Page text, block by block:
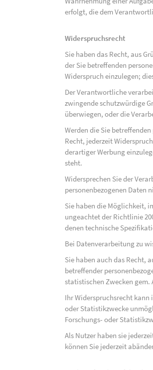
erfolgt, die dem
Widerspruchsrecht
Sie haben das Recht, aus
der Sie betreffenden
Widerspruch einzulegen;
Der Verantwortliche
zwingende schutzwürdige
überwiegen, oder die
Werden die Sie
Recht, jederzeit
derartiger Werbung
steht.
Widersprechen Sie der
personenbezogenen Daten
Sie haben die Möglichkeit,
ungeachtet der Richtlinie
denen technische
Bei Datenverarbeitung zu
Sie haben auch das Recht,
betreffender
statistischen Zwecken gem.
Ihr Widerspruchsrecht
oder Statistikzwecke
Forschungs- oder
Als Nutzer haben sie
können Sie jederzeit